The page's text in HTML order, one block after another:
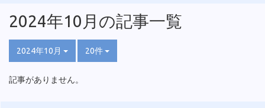
2024年10月の記事一覧
2024年10月 20件
記事がありません。